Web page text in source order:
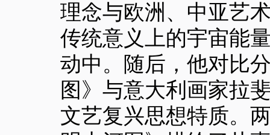
理念与欧洲、中亚艺
传统意义上的宇宙能
动中。随后，他对比
图》与意大利画家拉
文艺复兴思想特质。